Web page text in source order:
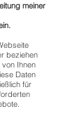
meiner
beziehen
Ihnen
Daten
für